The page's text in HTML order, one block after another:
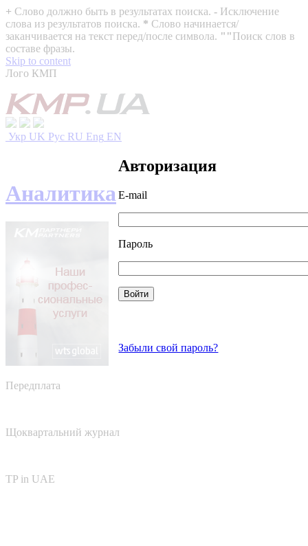
+ Слово должно быть в результатах поиска. - Исключение
слова из результатов поиска. * Слово начинается/
заканчивается на текст перед/после символа. ""Поиск слов в
составе фразы.
Skip to content
Лого КМП
Укр UK Рус RU Eng EN
Авторизация
E-mail
Пароль
Забыли свой пароль?
Аналитика
Передплата
Щоквартальний журнал
TP in UAE